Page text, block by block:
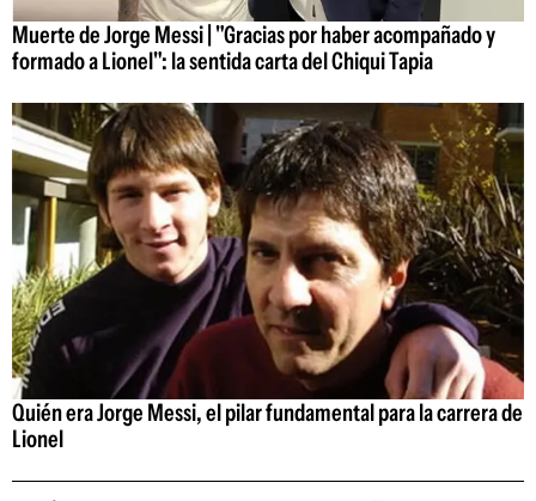
Muerte de Jorge Messi | "Gracias por haber acompañado y
formado a Lionel": la sentida carta del Chiqui Tapia
Quién era Jorge Messi, el pilar fundamental para la carrera de
Lionel